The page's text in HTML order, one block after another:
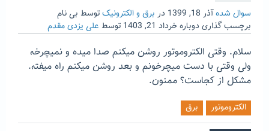
سوال شدهآذر 18, 1399 در برق و الکترونیکتوسط بی نام
برچسب گذاری دوبارهخرداد 21, 1403 توسط علی یزدی مقدم
سلام. وقتی الکتروموتور روشن میکنم صدا میده و نمیچرخه
ولی وقتی با دست میچرخونم و بعد روشن میکنم راه میفته.
مشکل از کجاست؟ ممنون.
الکتروموتور برق